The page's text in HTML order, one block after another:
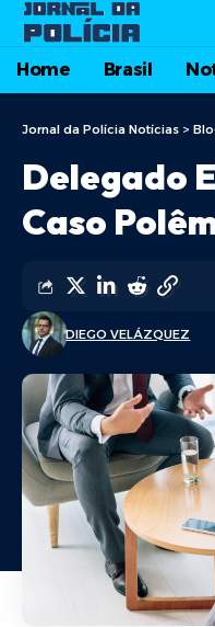
Home Brasil
Jornal da Polícia Notícias >
Delegado
Caso
DIEGO VELÁZQUEZ